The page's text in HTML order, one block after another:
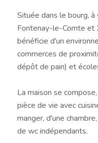
Située dans le bourg,
Fontenay-le-Comte et
bénéficie d'un
commerces de
dépôt de pain) et
La maison se
pièce de vie avec
manger, d'une
de wc indépendants.